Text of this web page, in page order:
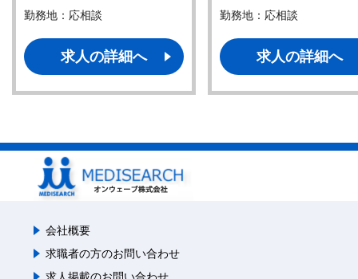
勤務地：応相談
求人の詳細へ
勤務地：応相談
求人の詳細へ
会社概要
求職者の方のお問い合わせ